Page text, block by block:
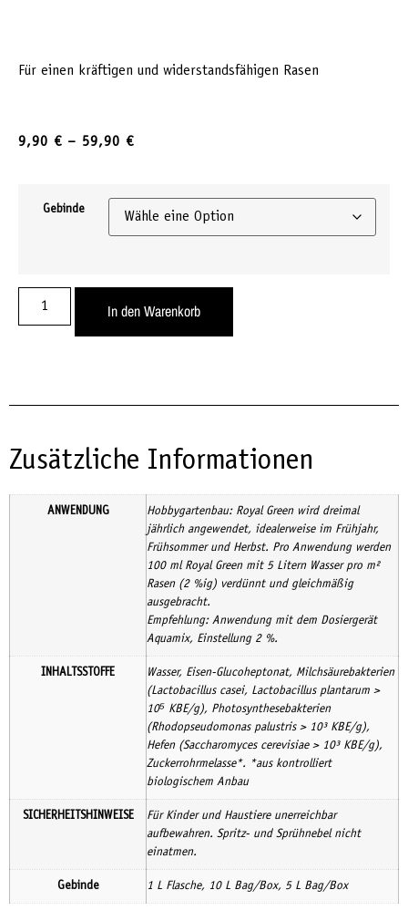
Für einen kräftigen und widerstandsfähigen Rasen
9,90 € – 59,90 €
Gebinde
In den Warenkorb
Zusätzliche Informationen
ANWENDUNG
Hobbygartenbau: Royal Green wird dreimal
jährlich angewendet, idealerweise im Frühjahr,
Frühsommer und Herbst. Pro Anwendung werden
100 ml Royal Green mit 5 Litern Wasser pro m²
Rasen (2 %ig) verdünnt und gleichmäßig
ausgebracht.
Empfehlung: Anwendung mit dem Dosiergerät
Aquamix, Einstellung 2 %.
INHALTSSTOFFE
Wasser, Eisen-Glucoheptonat, Milchsäurebakterien
(Lactobacillus casei, Lactobacillus plantarum >
10⁵ KBE/g), Photosynthesebakterien
(Rhodopseudomonas palustris > 10³ KBE/g),
Hefen (Saccharomyces cerevisiae > 10³ KBE/g),
Zuckerrohrmelasse*. *aus kontrolliert
biologischem Anbau
SICHERHEITSHINWEISE
Für Kinder und Haustiere unerreichbar
aufbewahren. Spritz- und Sprühnebel nicht
einatmen.
Gebinde 1 L Flasche, 10 L Bag/Box, 5 L Bag/Box